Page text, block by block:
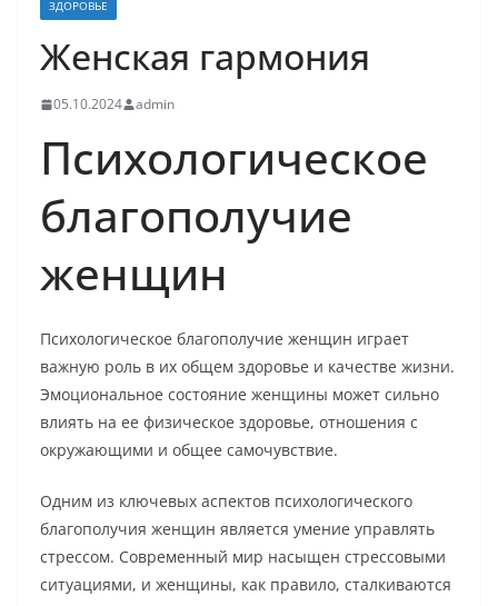
ЗДОРОВЬЕ
Женская гармония
05.10.2024 admin
Психологическое
благополучие
женщин
Психологическое благополучие женщин играет
важную роль в их общем здоровье и качестве жизни.
Эмоциональное состояние женщины может сильно
влиять на ее физическое здоровье, отношения с
окружающими и общее самочувствие.
Одним из ключевых аспектов психологического
благополучия женщин является умение управлять
стрессом. Современный мир насыщен стрессовыми
ситуациями, и женщины, как правило, сталкиваются